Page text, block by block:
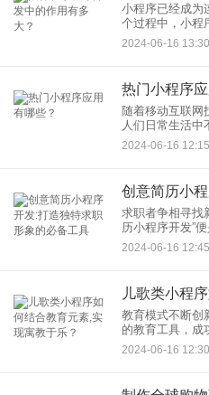
小程序已经成为
个过程中，小程
们如同构建小程
还丰富了小程序
2024-06-16 13:30
热门小程序
随着移动互联网
人们日常生活中
用以其便捷性、
用户多样化的需
2024-06-16 12:15
求职者争相寻找
历小程序开发”
打造独一无二的
通过定制开发求
2024-06-16 12:45
教育模式不断创
的教育工具，成
app开发，将教
寓教于乐的目的
2024-06-16 12:30